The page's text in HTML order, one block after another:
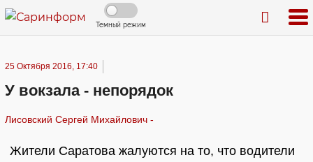
Темный режим
25 Октября 2016, 17:40
У вокзала - непорядок
Лисовский Сергей Михайлович -
Жители Саратова жалуются на то, что водители